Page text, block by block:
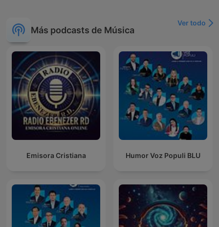
Más podcasts de Música
Ver todo
Emisora Cristiana Humor Voz Populi BLU